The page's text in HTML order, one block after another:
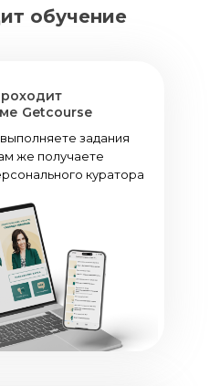
обучение
Getcourse
задания
же получаете
куратора